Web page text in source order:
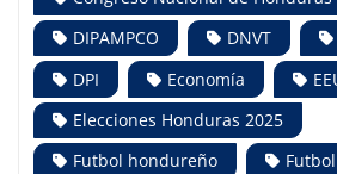
DIPAMPCO
DNVT
DPI
Economía
Elecciones Honduras 2025
Futbol hondureño